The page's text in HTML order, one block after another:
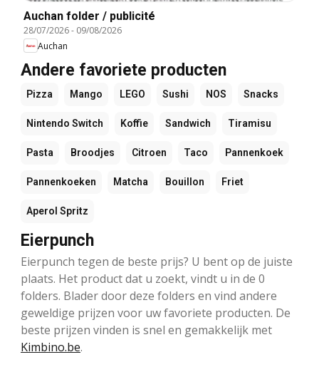
Auchan folder / publicité
28/07/2026- 09/08/2026
Auchan
Andere favoriete producten
Pizza Mango LEGO Sushi NOS Snacks
Nintendo Switch Koffie Sandwich Tiramisu
Pasta Broodjes Citroen Taco Pannenkoek
Pannenkoeken Matcha Bouillon Friet
Aperol Spritz
Eierpunch
Eierpunch tegen de beste prijs? U bent op de juiste
plaats. Het product dat u zoekt, vindt u in de 0
folders. Blader door deze folders en vind andere
geweldige prijzen voor uw favoriete producten. De
beste prijzen vinden is snel en gemakkelijk met
Kimbino.be.